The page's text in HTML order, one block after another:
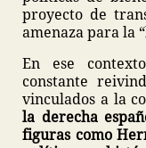
proyecto de
amenaza para la
En ese
constante
vinculados a la
la derecha
figuras como